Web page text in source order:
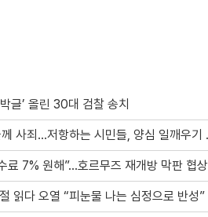
글’ 올린 30대 검찰 송치
…저항하는 시민들, 양심 일깨우기 시작” [현장영상]
료 7% 원해”…호르무즈 재개방 막판 협상
다 오열 “피눈물 나는 심정으로 반성” [현장영상]